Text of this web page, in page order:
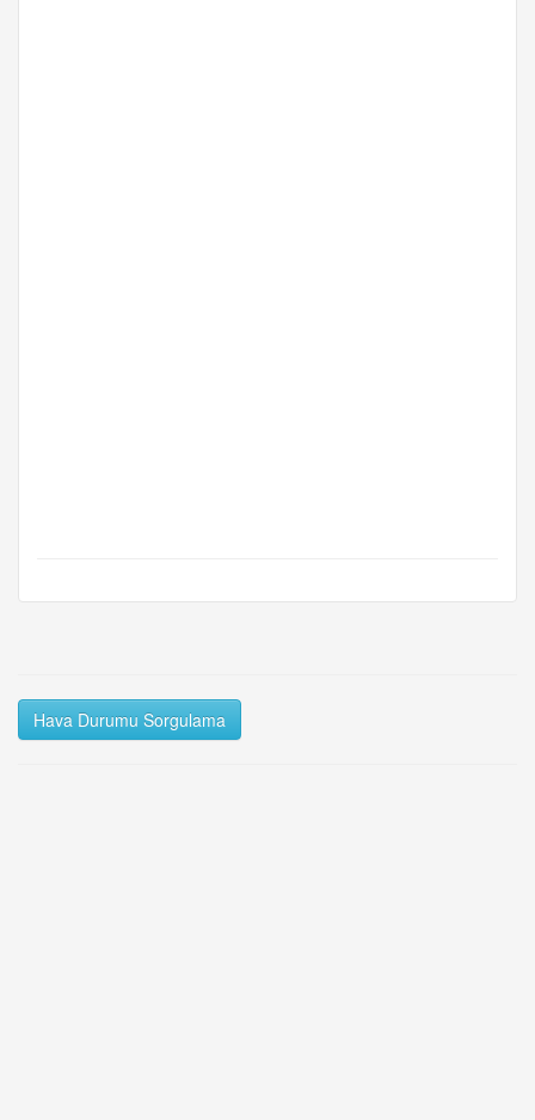
Hava Durumu Sorgulama